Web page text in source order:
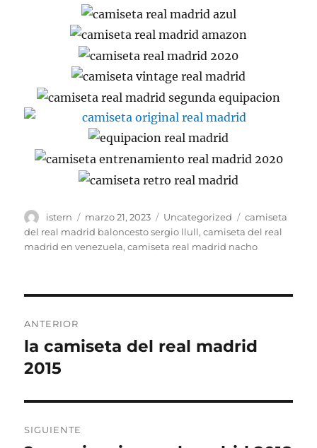
Autor
istern
Publicado
el
marzo 21, 2023 Categorías
Uncategorized Etiquetas
camiseta
del real madrid baloncesto sergio llull,camiseta del real
madrid en venezuela,camiseta real madrid nacho
de
entradas
ANTERIOR
Entrada
anterior:
la camiseta del real madrid
2015
SIGUIENTE